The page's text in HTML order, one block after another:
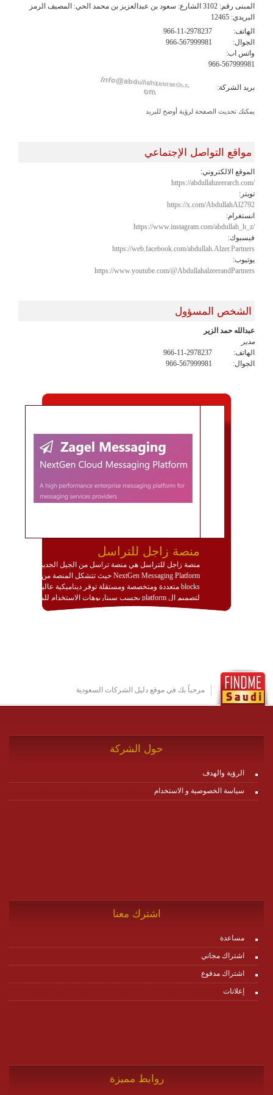
المبنى رقم: 3102 الشارع: سعود بن عبدالعزيز بن محمد الحي: المصيف الرمز
البريدي: 12465
الهاتف:
966-11-2978237
الجوال:
966-567999981
واتس اب:
966-567999981
بريد الشركة:
يمكنك تحديث الصفحة لرؤية أوضح للبريد
مواقع التواصل الإجتماعي
الموقع الالكتروني:
https://abdullahzeerarch.com/
تويتر:
https://x.com/AbdullahAl2792
انستغرام:
https://www.instagram.com/abdullah_h_z/
فيسبوك:
https://web.facebook.com/abdullah.Alzer.Partners
يوتيوب:
https://www.youtube.com/@AbdullahalzeerandPartners
الشخص المسؤول
عبدالله حمد الزير
مدير
الهاتف:
966-11-2978237
الجوال:
966-567999981
منصة زاجل للتراسل
منصة زاجل للتراسل هي منصة تراسل من الجيل الجديد
NextGen Messaging Platform حيث تتشكل المنصة من
blocks متعددة ومتخصصة ومستقلة توفر ديناميكية عالية
لتصميم ال platform بحسب سيناريوهات الاستخدام للمنصة
وتتوافق مع النشر والاستثمار ضمن بيئة استضافة dedicated
http://www.plutosms.com/zagel
مرحباً بك في موقع دليل الشركات السعودية
حول الشركة
الرؤية والهدف
سياسة الخصوصية و الاستخدام
اشترك معنا
مساعدة
اشتراك مجاني
اشتراك مدفوع
إعلانات
روابط مميزة